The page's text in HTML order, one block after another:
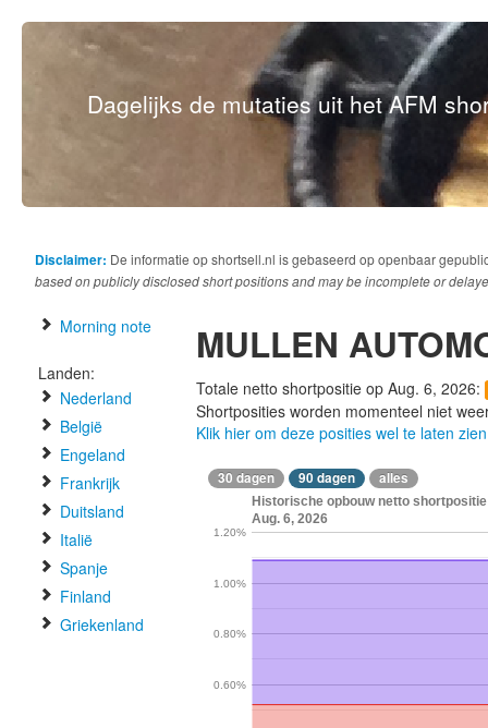
Dagelijks de mutaties uit het AFM
Disclaimer: De informatie op shortsell.nl is gebaseerd op openbaar
based on publicly disclosed short positions and may be incomplete or
Morning note
Landen:
Nederland
België
Engeland
Frankrijk
Duitsland
Italië
Spanje
Finland
Griekenland
MULLEN
Totale netto shortpositie op Aug. 6, 2026:
Shortposities worden momenteel niet
Klik hier om deze posities wel te laten zien
30 dagen 90 dagen alles
Historische opbouw netto shortpositie
Aug. 6, 2026
0.60%
0.80%
1.00%
1.20%